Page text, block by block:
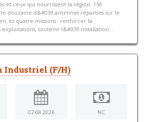
et ceux qui nourrissent la région. 150
douzaine d&#039;antennes réparties sur le
et quatre missions : renforcer la
soutenir l&#039;installation...
Industriel (F/H)
07-08-2026 NC